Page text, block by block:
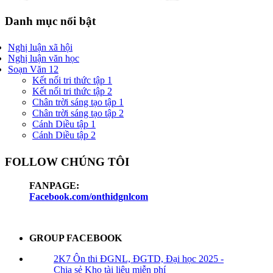
Danh mục nổi bật
Nghị luận xã hội
Nghị luận văn học
Soạn Văn 12
Kết nối tri thức tập 1
Kết nối tri thức tập 2
Chân trời sáng tạo tập 1
Chân trời sáng tạo tập 2
Cánh Diều tập 1
Cánh Diều tập 2
FOLLOW CHÚNG TÔI
FANPAGE:
Facebook.com/onthidgnlcom
GROUP FACEBOOK
2K7 Ôn thi ĐGNL, ĐGTD, Đại học 2025 -
Chia sẻ Kho tài liệu miễn phí